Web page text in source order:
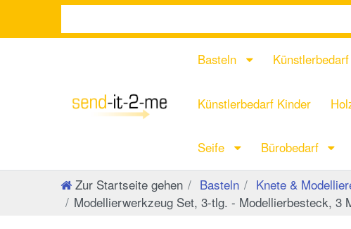
Basteln
Künstlerbedarf Kinder
Seife Bürobedarf
Zur Startseite gehen Basteln Knete &
Modellierwerkzeug Set, 3-tlg. - Modellierbesteck, 3